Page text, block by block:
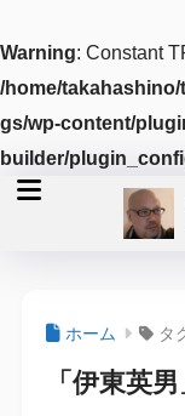
Warning: Constant
/home/
gs/wp-content/
builder/
ホーム タ
「伊東英